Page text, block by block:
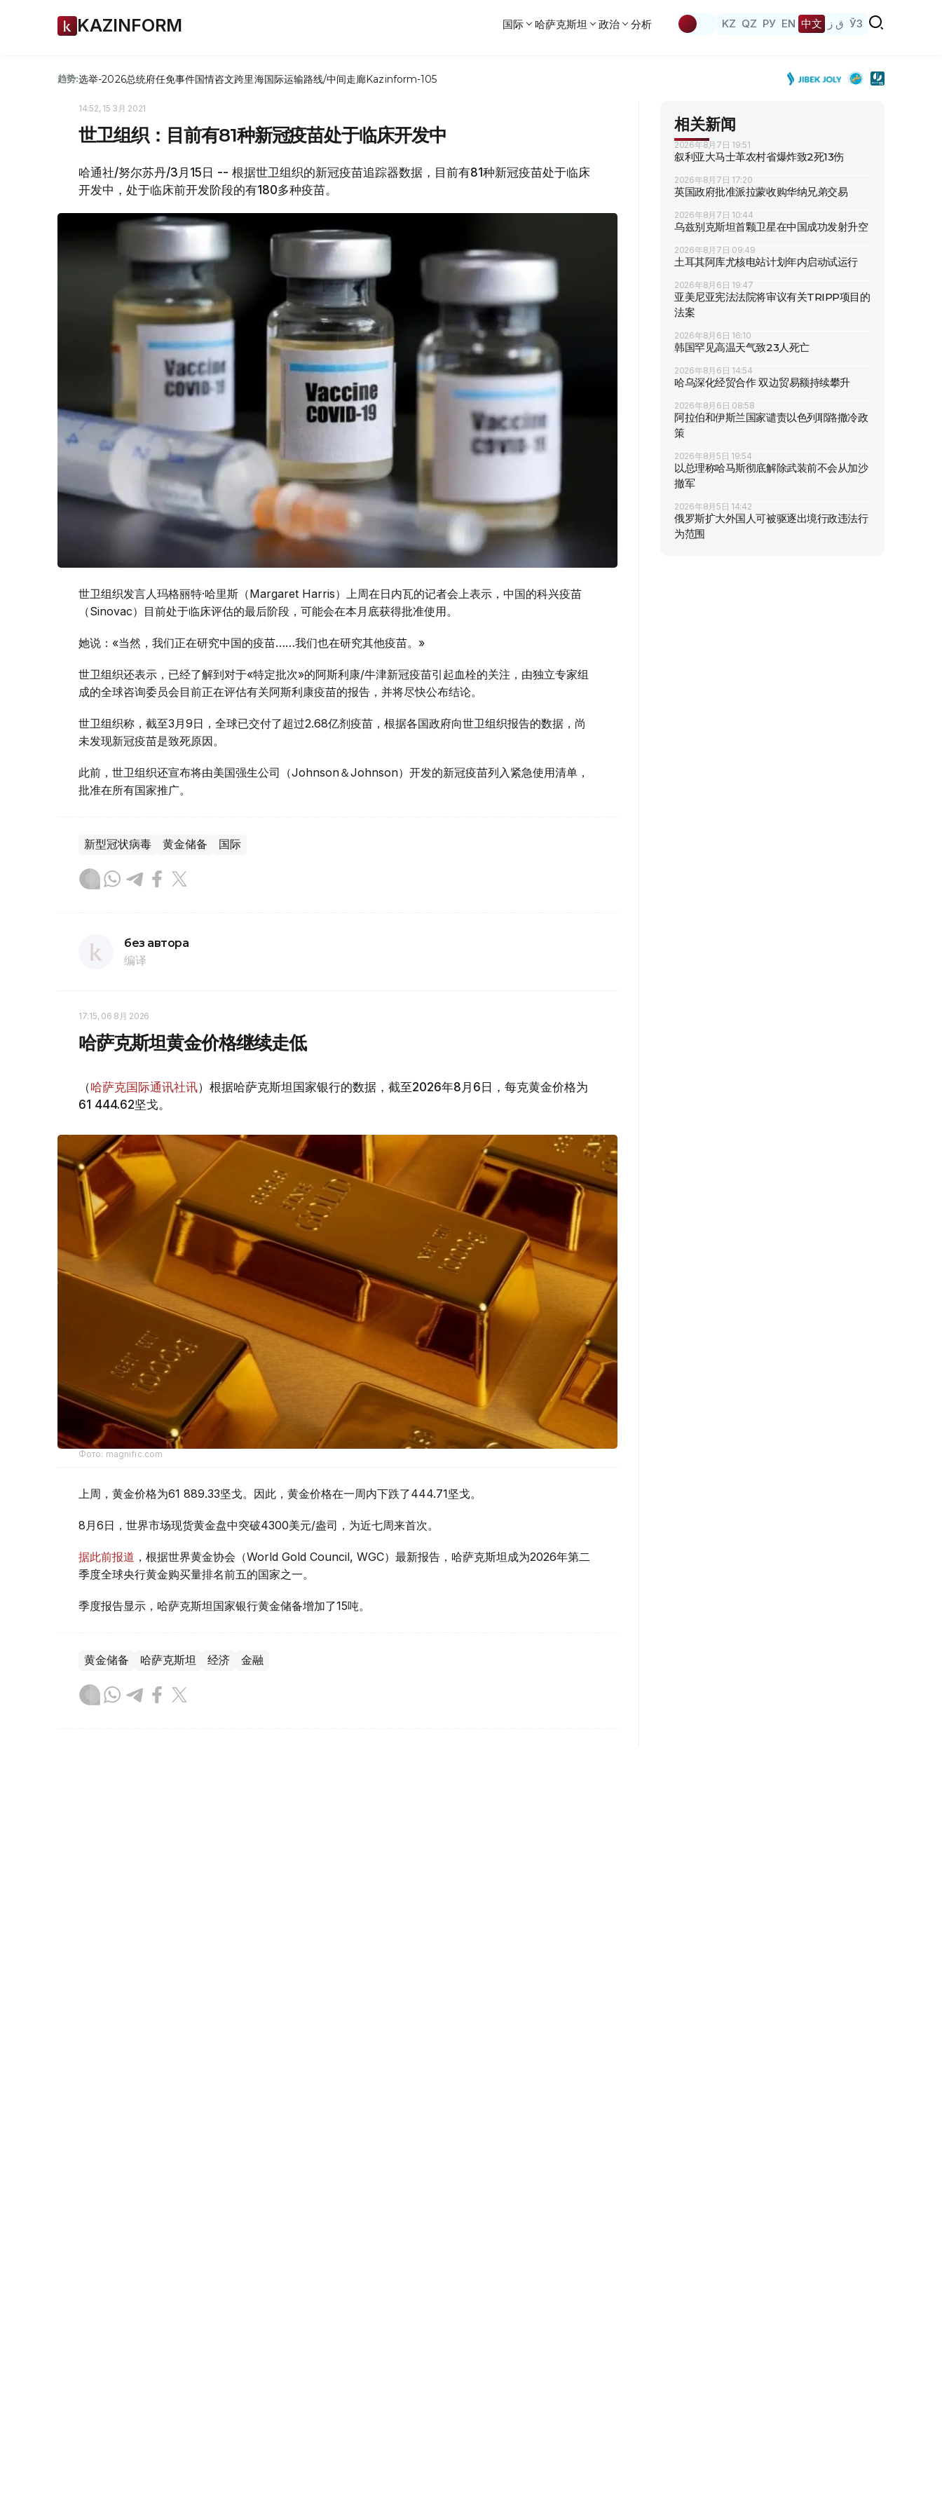
KAZINFORM 国际 哈萨克斯坦 政治 分析 KZ QZ РУ EN 中文 ق ز ЎЗ
趋势:选举-2026总统府任免事件国情咨文跨里海国际运输路线/中间走廊Kazinform-105
14:52, 15 3月 2021
世卫组织：目前有81种新冠疫苗处于临床开发中
哈通社/努尔苏丹/3月15日 -- 根据世卫组织的新冠疫苗追踪器数据，目前有81种新冠疫苗处于临床
开发中，处于临床前开发阶段的有180多种疫苗。
世卫组织发言人玛格丽特·哈里斯（Margaret Harris）上周在日内瓦的记者会上表示，中国的科兴疫苗
（Sinovac）目前处于临床评估的最后阶段，可能会在本月底获得批准使用。
她说：«当然，我们正在研究中国的疫苗……我们也在研究其他疫苗。»
世卫组织还表示，已经了解到对于«特定批次»的阿斯利康/牛津新冠疫苗引起血栓的关注，由独立专家组
成的全球咨询委员会目前正在评估有关阿斯利康疫苗的报告，并将尽快公布结论。
世卫组织称，截至3月9日，全球已交付了超过2.68亿剂疫苗，根据各国政府向世卫组织报告的数据，尚
未发现新冠疫苗是致死原因。
此前，世卫组织还宣布将由美国强生公司（Johnson＆Johnson）开发的新冠疫苗列入紧急使用清单，
批准在所有国家推广。
新型冠状病毒 黄金储备 国际
без автора
编译
17:15, 06 8月 2026
哈萨克斯坦黄金价格继续走低
（哈萨克国际通讯社讯）根据哈萨克斯坦国家银行的数据，截至2026年8月6日，每克黄金价格为
61 444.62坚戈。
Фото: magnific.com
上周，黄金价格为61 889.33坚戈。因此，黄金价格在一周内下跌了444.71坚戈。
8月6日，世界市场现货黄金盘中突破4300美元/盎司，为近七周来首次。
据此前报道 ，根据世界黄金协会（World Gold Council, WGC）最新报告，哈萨克斯坦成为2026年第二
季度全球央行黄金购买量排名前五的国家之一。
季度报告显示，哈萨克斯坦国家银行黄金储备增加了15吨。
黄金储备 哈萨克斯坦 经济 金融
相关新闻
2026年8月7日 19:51
叙利亚大马士革农村省爆炸致2死13伤
2026年8月7日 17:20
英国政府批准派拉蒙收购华纳兄弟交易
2026年8月7日 10:44
乌兹别克斯坦首颗卫星在中国成功发射升空
2026年8月7日 09:49
土耳其阿库尤核电站计划年内启动试运行
2026年8月6日 19:47
亚美尼亚宪法法院将审议有关TRIPP项目的
法案
2026年8月6日 16:10
韩国罕见高温天气致23人死亡
2026年8月6日 14:54
哈乌深化经贸合作 双边贸易额持续攀升
2026年8月6日 08:58
阿拉伯和伊斯兰国家谴责以色列耶路撒冷政
策
2026年8月5日 19:54
以总理称哈马斯彻底解除武装前不会从加沙
撤军
2026年8月5日 14:42
俄罗斯扩大外国人可被驱逐出境行政违法行
为范围